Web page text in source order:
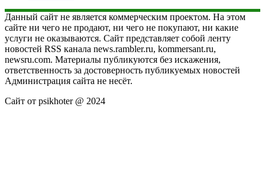
Данный сайт не является коммерческим проектом. На этом
сайте ни чего не продают, ни чего не покупают, ни какие
услуги не оказываются. Сайт представляет собой ленту
новостей RSS канала news.rambler.ru, kommersant.ru,
newsru.com. Материалы публикуются без искажения,
ответственность за достоверность публикуемых новостей
Администрация сайта не несёт.
Сайт от psikhoter @ 2024